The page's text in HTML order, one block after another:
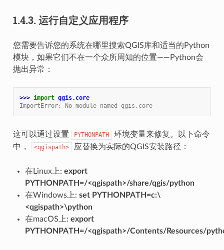
1.4.3. 运行自定义应用程序
您需要告诉您的系统在哪里搜索QGIS库和适当的Python
模块，如果它们不在一个众所周知的位置——Python会
抛出异常：
>>> import qgis.core
ImportError: No module named qgis.core
这可以通过设置 PYTHONPATH
环境变量来修复。以下命令
中，
<qgispath> 应替换为实际的QGIS安装路径：
在Linux上: export
PYTHONPATH=/<qgispath>/share/qgis/python
在Windows上: set PYTHONPATH=c:\
<qgispath>\python
在macOS上: export
PYTHONPATH=/<qgispath>/Contents/Resources/